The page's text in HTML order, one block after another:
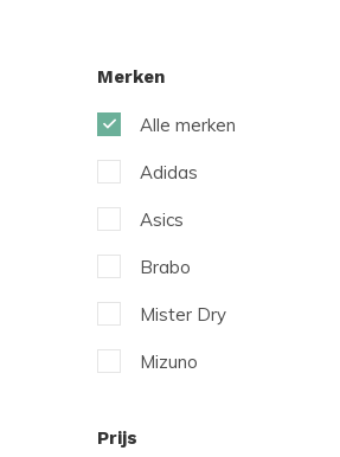
Merken
Alle merken
Adidas
Asics
Brabo
Mister Dry
Mizuno
Prijs